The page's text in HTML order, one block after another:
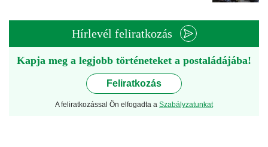
Hírlevél feliratkozás
Kapja meg a legjobb történeteket a postaládájába!
Feliratkozás
A feliratkozással Ön elfogadta a Szabályzatunkat